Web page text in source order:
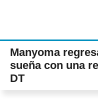
Manyoma
sueña con una
DT